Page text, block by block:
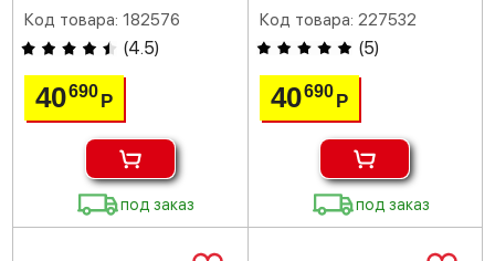
Код товара: 182576
(4.5)
40690Р
под заказ
Код товара: 227532
(5)
40690 Р
под заказ